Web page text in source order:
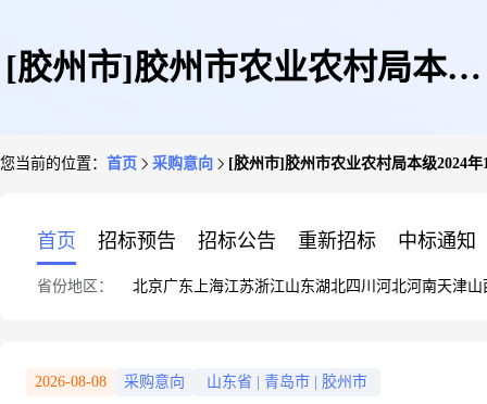
[胶州市]胶州市农业农村局本级
您当前的位置： 首页 采购意向 [胶州市]胶州市农业农村局本级2024
首页 招标预告 招标公告 重新招标 中标通知
省份地区： 北京广东 上海江苏浙江山东湖北四川 河北河南天津山
2026-08-08 采购意向 山东省 青岛市 胶州市